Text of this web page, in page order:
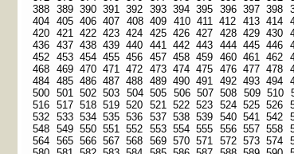
388 389 390 391 392 393 394 395 396 397 398
404 405 406 407 408 409 410 411 412 413 414
420 421 422 423 424 425 426 427 428 429 430
436 437 438 439 440 441 442 443 444 445 446
452 453 454 455 456 457 458 459 460 461 462
468 469 470 471 472 473 474 475 476 477 478
484 485 486 487 488 489 490 491 492 493 494
500 501 502 503 504 505 506 507 508 509 510
516 517 518 519 520 521 522 523 524 525 526
532 533 534 535 536 537 538 539 540 541 542
548 549 550 551 552 553 554 555 556 557 558
564 565 566 567 568 569 570 571 572 573 574